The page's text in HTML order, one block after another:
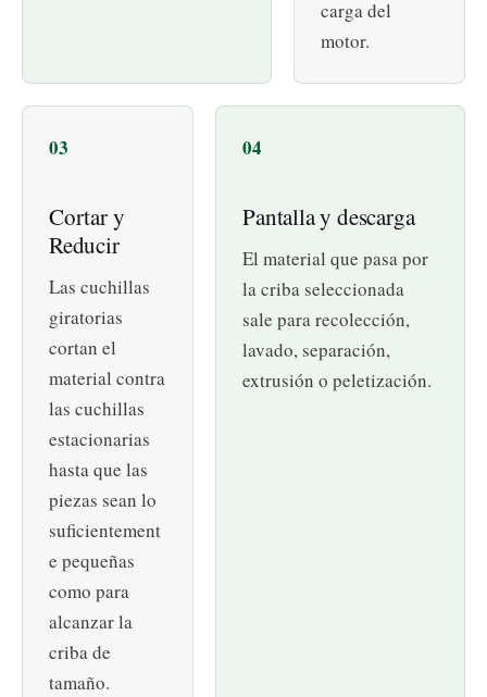
carga del
motor.
Cortar y
Reducir
Las cuchillas
giratorias
cortan el
material contra
las cuchillas
estacionarias
hasta que las
piezas sean lo
suficientement
e pequeñas
como para
alcanzar la
criba de
tamaño.
Pantalla y descarga
El material que pasa por
la criba seleccionada
sale para recolección,
lavado, separación,
extrusión o peletización.